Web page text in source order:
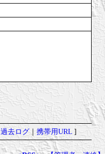
過去ログ｜携帯用URL]